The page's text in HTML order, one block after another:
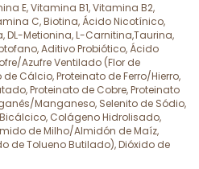
E, Vitamina B1, Vitamina B2,
C, Biotina, Ácido Nicotínico,
DL-Metionina, L-Carnitina,Taurina,
Aditivo Probiótico, Ácido
Azufre Ventilado (Flor de
Cálcio, Proteinato de Ferro/Hierro,
Proteinato de Cobre, Proteinato
Manganeso, Selenito de Sódio,
Colágeno Hidrolisado,
de Milho/Almidón de Maíz,
de Tolueno Butilado), Dióxido de